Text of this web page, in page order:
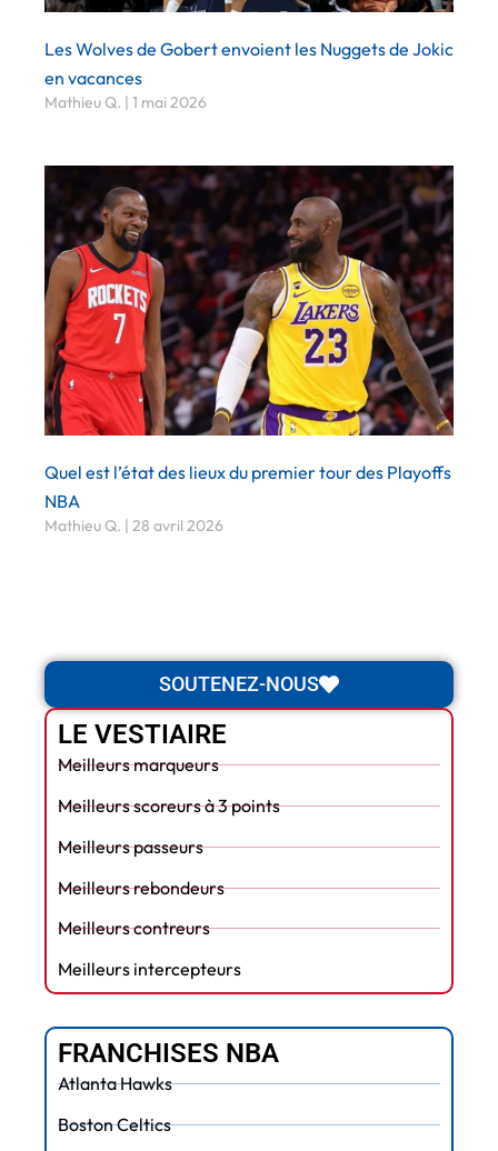
Les Wolves de Gobert envoient les Nuggets de Jokic
en vacances
Mathieu Q. 1 mai 2026
Quel est l’état des lieux du premier tour des Playoffs
NBA
Mathieu Q. 28 avril 2026
SOUTENEZ-NOUS
LE VESTIAIRE
Meilleurs marqueurs
Meilleurs scoreurs à 3 points
Meilleurs passeurs
Meilleurs rebondeurs
Meilleurs contreurs
Meilleurs intercepteurs
FRANCHISES NBA
Atlanta Hawks
Boston Celtics